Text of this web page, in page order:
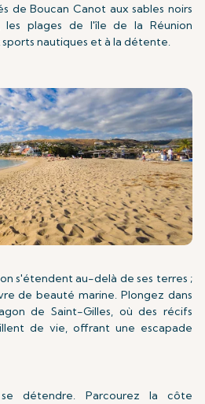
de Boucan Canot aux sables noirs
les plages de l'île de la Réunion
nautiques et à la détente.
s'étendent au-delà de ses terres ;
de beauté marine. Plongez dans
de Saint-Gilles, où des récifs
de vie, offrant une escapade
détendre. Parcourez la côte